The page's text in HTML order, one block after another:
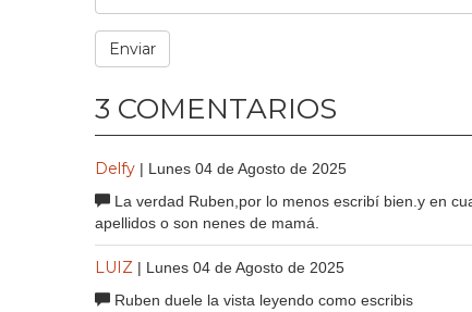
3 COMENTARIOS
Delfy | Lunes 04 de Agosto de 2025
La verdad Ruben,por lo menos escribí bien.y en
apellidos o son nenes de mamá.
LUIZ | Lunes 04 de Agosto de 2025
Ruben duele la vista leyendo como escribis